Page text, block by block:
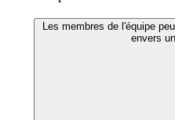
Les membres de l'équipe
envers